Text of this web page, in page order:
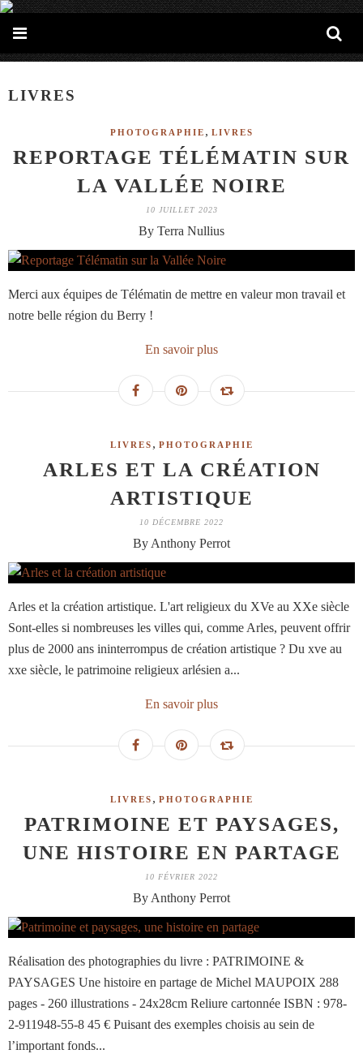
LIVRES
PHOTOGRAPHIE , LIVRES
REPORTAGE TÉLÉMATIN SUR
LA VALLÉE NOIRE
10 JUILLET 2023
By Terra Nullius
Merci aux équipes de Télématin de mettre en valeur mon travail et
notre belle région du Berry !
En savoir plus
LIVRES , PHOTOGRAPHIE
ARLES ET LA CRÉATION
ARTISTIQUE
10 DÉCEMBRE 2022
By Anthony Perrot
Arles et la création artistique. L'art religieux du XVe au XXe siècle
Sont-elles si nombreuses les villes qui, comme Arles, peuvent offrir
plus de 2000 ans ininterrompus de création artistique ? Du xve au
xxe siècle, le patrimoine religieux arlésien a...
En savoir plus
LIVRES , PHOTOGRAPHIE
PATRIMOINE ET PAYSAGES,
UNE HISTOIRE EN PARTAGE
10 FÉVRIER 2022
By Anthony Perrot
Réalisation des photographies du livre : PATRIMOINE &
PAYSAGES Une histoire en partage de Michel MAUPOIX 288
pages - 260 illustrations - 24x28cm Reliure cartonnée ISBN : 978-
2-911948-55-8 45 € Puisant des exemples choisis au sein de
l’important fonds...